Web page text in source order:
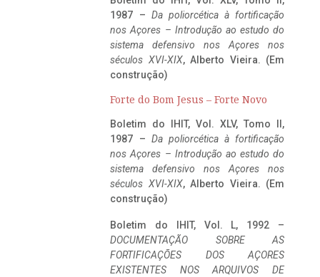
1987 – Da poliorcética à fortificação
nos Açores – Introdução ao estudo do
sistema defensivo nos Açores nos
séculos XVI-XIX, Alberto Vieira. (Em
construção)
Forte do Bom Jesus – Forte Novo
Boletim do IHIT, Vol. XLV, Tomo II,
1987 – Da poliorcética à fortificação
nos Açores – Introdução ao estudo do
sistema defensivo nos Açores nos
séculos XVI-XIX, Alberto Vieira. (Em
construção)
Boletim do IHIT, Vol. L, 1992 –
DOCUMENTAÇÃO SOBRE AS
FORTIFICAÇÕES DOS AÇORES
EXISTENTES NOS ARQUIVOS DE